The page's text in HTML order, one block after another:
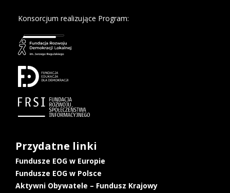
Konsorcjum realizujące Program:
Przydatne linki
Fundusze EOG w Europie
Fundusze EOG w Polsce
Aktywni Obywatele – Fundusz Krajowy